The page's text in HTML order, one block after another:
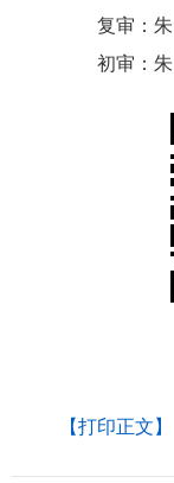
复审：
初审：
【打印正文】